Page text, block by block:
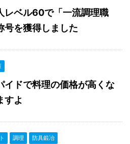
レベル60で「一流調理職
号を獲得しました
イドで料理の価格が高くな
すよ
調理 防具鍛冶